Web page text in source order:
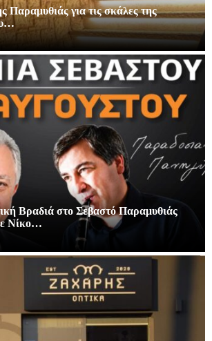
Παραμυθιάς για τις σκάλες της
Βραδιά στο Σεβαστό Παραμυθιάς
Νίκο…